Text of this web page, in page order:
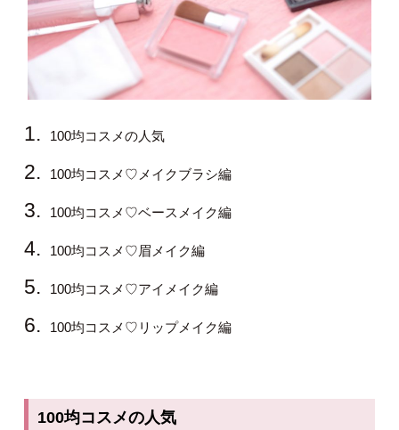
100均コスメの人気
100均コスメ♡メイクブラシ編
100均コスメ♡ベースメイク編
100均コスメ♡眉メイク編
100均コスメ♡アイメイク編
100均コスメ♡リップメイク編
100均コスメの人気